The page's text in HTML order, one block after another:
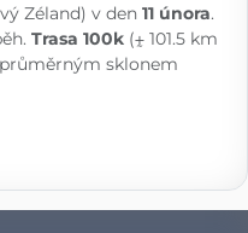
Zéland) v den 11 února.
Trasa 100k (⨦ 101.5 km
sklonem